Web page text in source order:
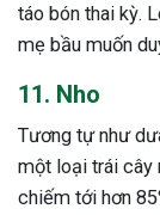
táo bón thai kỳ.
mẹ bầu muốn
11. Nho
Tương tự như
một loại trái cây
chiếm tới hơn